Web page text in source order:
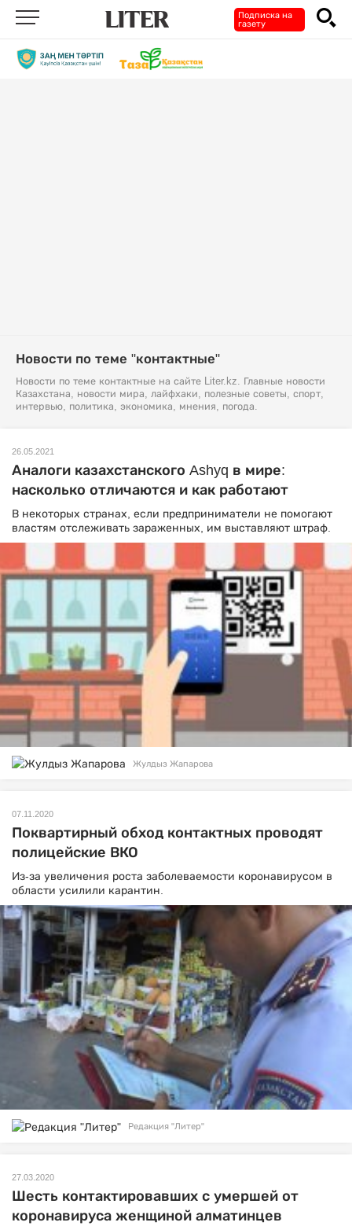
Подписка на
газету
Новости по теме "контактные"
Новости по теме контактные на сайте Liter.kz. Главные новости
Казахстана, новости мира, лайфхаки, полезные советы, спорт,
интервью, политика, экономика, мнения, погода.
26.05.2021
Аналоги казахстанского Ashyq в мире:
насколько отличаются и как работают
В некоторых странах, если предприниматели не помогают
властям отслеживать зараженных, им выставляют штраф.
Жулдыз Жапарова
07.11.2020
Поквартирный обход контактных проводят
полицейские ВКО
Из-за увеличения роста заболеваемости коронавирусом в
области усилили карантин.
Редакция "Литер"
27.03.2020
Шесть контактировавших с умершей от
коронавируса женщиной алматинцев